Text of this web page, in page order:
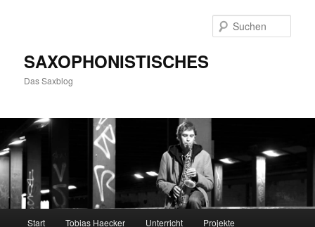
SAXOPHONISTISCHES
Das Saxblog
Start Tobias Haecker Unterricht Projekte